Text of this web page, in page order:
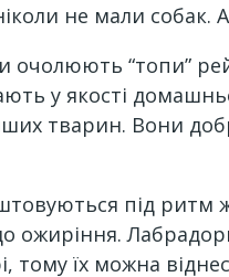
не мали
очолюють “топи”
у якості
тварин. Вони
під
тому їх можна